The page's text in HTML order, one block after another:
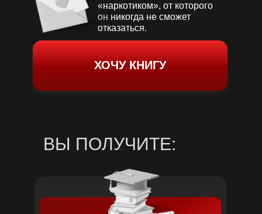
ХОЧУ КНИГУ
«наркотиком», от которого
он никогда не сможет
отказаться.
ВЫ ПОЛУЧИТЕ: